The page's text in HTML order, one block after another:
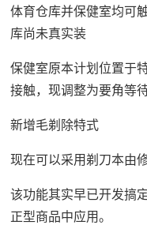
体育仓库并保健室均可
库尚未真实装
保健室原本计划位置于
接触，现调整为要角等
新增毛剃除特式
现在可以采用剃刀本由
该功能其实早已开发搞
正型商品中应用。